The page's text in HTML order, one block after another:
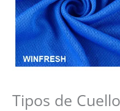
Tipos de